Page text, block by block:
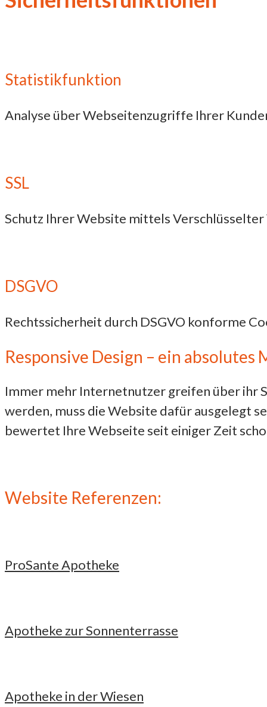
Statistikfunktion
Analyse über Webseitenzugriffe Ihrer
SSL
Schutz Ihrer Website mittels
DSGVO
Rechtssicherheit durch DSGVO konforme
Responsive Design – ein absolutes
Immer mehr Internetnutzer greifen über ihr
werden, muss die Website dafür ausgelegt
bewertet Ihre Webseite seit einiger Zeit
Website Referenzen:
ProSante Apotheke
Apotheke zur Sonnenterrasse
Apotheke in der Wiesen